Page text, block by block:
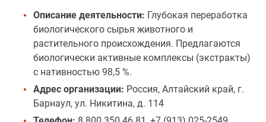
Описание деятельности: Глубокая переработка
биологического сырья животного и
растительного происхождения. Предлагаются
биологически активные комплексы (экстракты)
с нативностью 98,5 %.
Адрес организации: Россия, Алтайский край, г.
Барнаул, ул. Никитина, д. 114